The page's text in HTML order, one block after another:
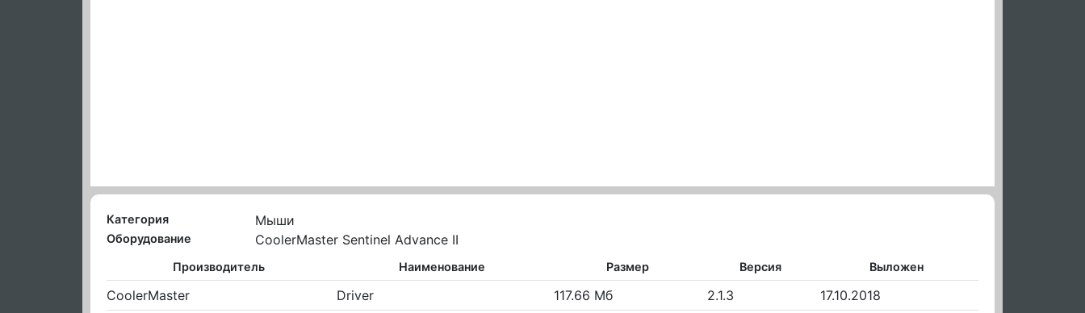
Категория Мыши
Оборудование CoolerMaster Sentinel Advance II
Производитель Наименование Размер Версия Выложен
CoolerMaster Driver 117.66 Мб 2.1.3 17.10.2018